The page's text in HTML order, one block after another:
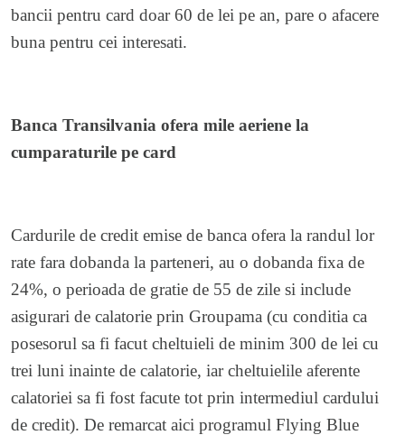
bancii pentru card doar 60 de lei pe an, pare o afacere
buna pentru cei interesati.
Banca Transilvania ofera mile aeriene la
cumparaturile pe card
Cardurile de credit emise de banca ofera la randul lor
rate fara dobanda la parteneri, au o dobanda fixa de
24%, o perioada de gratie de 55 de zile si include
asigurari de calatorie prin Groupama (cu conditia ca
posesorul sa fi facut cheltuieli de minim 300 de lei cu
trei luni inainte de calatorie, iar cheltuielile aferente
calatoriei sa fi fost facute tot prin intermediul cardului
de credit). De remarcat aici programul Flying Blue